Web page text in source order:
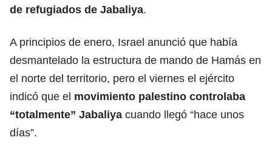
de refugiados de Jabaliya.
A principios de enero, Israel anunció que había
desmantelado la estructura de mando de Hamás en
el norte del territorio, pero el viernes el ejército
indicó que el movimiento palestino controlaba
“totalmente” Jabaliya cuando llegó “hace unos
días”.